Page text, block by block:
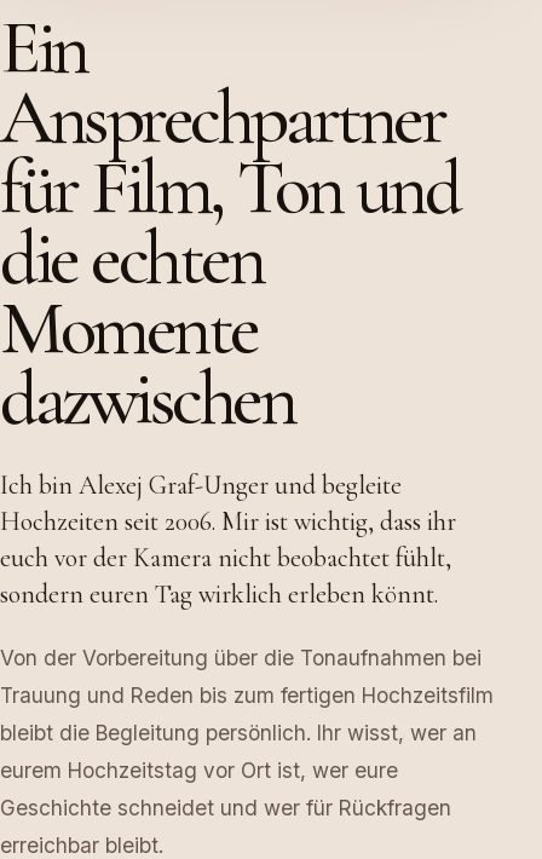
Ein
Ansprechpartner
für Film, Ton und
die echten
Momente
dazwischen
Ich bin Alexej Graf-Unger und begleite
Hochzeiten seit 2006. Mir ist wichtig, dass ihr
euch vor der Kamera nicht beobachtet fühlt,
sondern euren Tag wirklich erleben könnt.
Von der Vorbereitung über die Tonaufnahmen bei
Trauung und Reden bis zum fertigen Hochzeitsfilm
bleibt die Begleitung persönlich. Ihr wisst, wer an
eurem Hochzeitstag vor Ort ist, wer eure
Geschichte schneidet und wer für Rückfragen
erreichbar bleibt.